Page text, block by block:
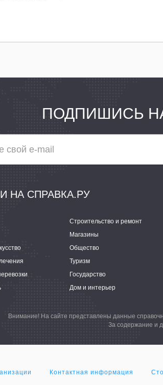
ПОДПИШИСЬ
НА СПРАВКА.РУ
Строительство и ремонт
Магазины
Общество
Туризм
Государство
Дом и интерьер
Внимание! На сайте представлены данные
За содержание и
Контактная информация